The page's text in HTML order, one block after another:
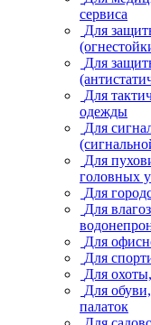
сервиса
Для
Для
Для
одежды
Для
Для
головных
Для
Для
Для
Для
Для
Для
палаток